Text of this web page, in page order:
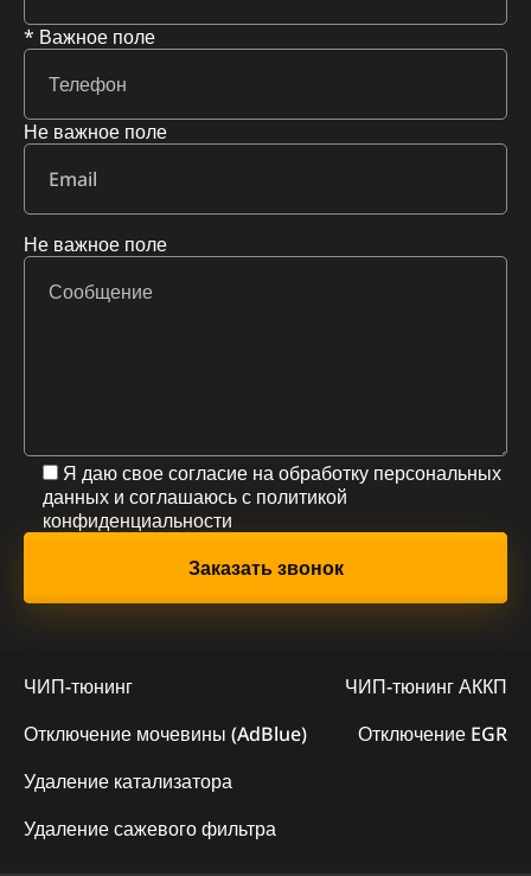
* Важное поле
Не важное поле
Не важное поле
Я даю свое согласие на обработку персональных
данных и соглашаюсь с политикой
конфиденциальности
ЧИП-тюнинг
ЧИП-тюнинг АККП
Отключение мочевины (AdBlue)
Отключение EGR
Удаление катализатора
Удаление сажевого фильтра